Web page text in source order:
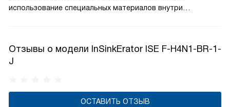
использование специальных материалов внутри
и минеральных осадков в системе. Эти инновационные
решения способствуют не только повышению
надежным и практичным выбором для домашнего
Отзывы о модели InSinkErator ISE F-H4N1-BR-1-
J
ОСТАВИТЬ ОТЗЫВ